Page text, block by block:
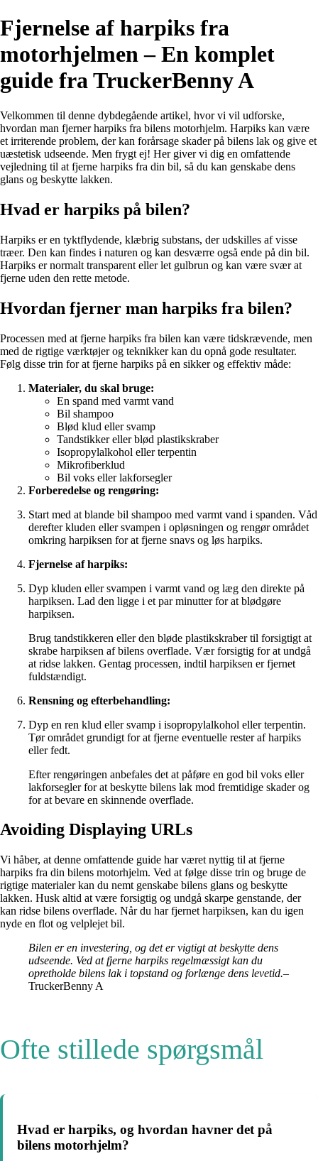
Fjernelse af harpiks fra
motorhjelmen – En komplet
guide fra TruckerBenny A
Velkommen til denne dybdegående artikel, hvor vi vil udforske,
hvordan man fjerner harpiks fra bilens motorhjelm. Harpiks kan være
et irriterende problem, der kan forårsage skader på bilens lak og give et
uæstetisk udseende. Men frygt ej! Her giver vi dig en omfattende
vejledning til at fjerne harpiks fra din bil, så du kan genskabe dens
glans og beskytte lakken.
Hvad er harpiks på bilen?
Harpiks er en tyktflydende, klæbrig substans, der udskilles af visse
træer. Den kan findes i naturen og kan desværre også ende på din bil.
Harpiks er normalt transparent eller let gulbrun og kan være svær at
fjerne uden den rette metode.
Hvordan fjerner man harpiks fra bilen?
Processen med at fjerne harpiks fra bilen kan være tidskrævende, men
med de rigtige værktøjer og teknikker kan du opnå gode resultater.
Følg disse trin for at fjerne harpiks på en sikker og effektiv måde:
Materialer, du skal bruge:
En spand med varmt vand
Bil shampoo
Blød klud eller svamp
Tandstikker eller blød plastikskraber
Isopropylalkohol eller terpentin
Mikrofiberklud
Bil voks eller lakforsegler
Forberedelse og rengøring:
Start med at blande bil shampoo med varmt vand i spanden. Våd
derefter kluden eller svampen i opløsningen og rengør området
omkring harpiksen for at fjerne snavs og løs harpiks.
Fjernelse af harpiks:
Dyp kluden eller svampen i varmt vand og læg den direkte på
harpiksen. Lad den ligge i et par minutter for at blødgøre
harpiksen.
Brug tandstikkeren eller den bløde plastikskraber til forsigtigt at
skrabe harpiksen af bilens overflade. Vær forsigtig for at undgå
at ridse lakken. Gentag processen, indtil harpiksen er fjernet
fuldstændigt.
Rensning og efterbehandling:
Dyp en ren klud eller svamp i isopropylalkohol eller terpentin.
Tør området grundigt for at fjerne eventuelle rester af harpiks
eller fedt.
Efter rengøringen anbefales det at påføre en god bil voks eller
lakforsegler for at beskytte bilens lak mod fremtidige skader og
for at bevare en skinnende overflade.
Avoiding Displaying URLs
Vi håber, at denne omfattende guide har været nyttig til at fjerne
harpiks fra din bilens motorhjelm. Ved at følge disse trin og bruge de
rigtige materialer kan du nemt genskabe bilens glans og beskytte
lakken. Husk altid at være forsigtig og undgå skarpe genstande, der
kan ridse bilens overflade. Når du har fjernet harpiksen, kan du igen
nyde en flot og velplejet bil.
Bilen er en investering, og det er vigtigt at beskytte dens
udseende. Ved at fjerne harpiks regelmæssigt kan du
opretholde bilens lak i topstand og forlænge dens levetid.–
TruckerBenny A
Ofte stillede spørgsmål
Hvad er harpiks, og hvordan havner det på
bilens motorhjelm?